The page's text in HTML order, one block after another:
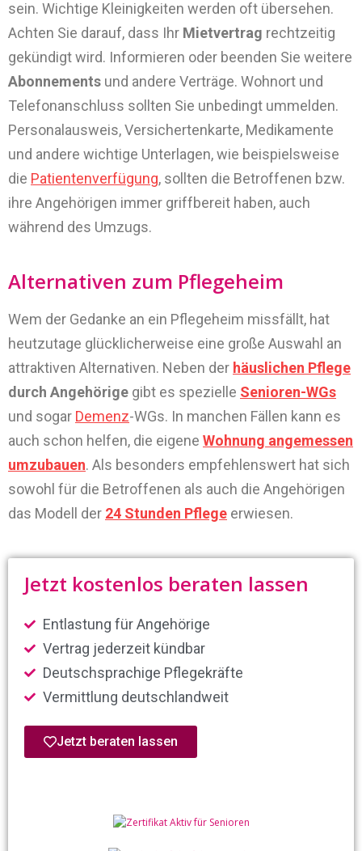
sein. Wichtige Kleinigkeiten werden oft übersehen.
Achten Sie darauf, dass Ihr Mietvertrag rechtzeitig
gekündigt wird. Informieren oder beenden Sie weitere
Abonnements und andere Verträge. Wohnort und
Telefonanschluss sollten Sie unbedingt ummelden.
Personalausweis, Versichertenkarte, Medikamente
und andere wichtige Unterlagen, wie beispielsweise
die Patientenverfügung, sollten die Betroffenen bzw.
ihre Angehörigen immer griffbereit haben, auch
während des Umzugs.
Alternativen zum Pflegeheim
Wem der Gedanke an ein Pflegeheim missfällt, hat
heutzutage glücklicherweise eine große Auswahl an
attraktiven Alternativen. Neben der häuslichen Pflege
durch Angehörige gibt es spezielle Senioren-WGs
und sogar Demenz-WGs. In manchen Fällen kann es
auch schon helfen, die eigene Wohnung angemessen
umzubauen. Als besonders empfehlenswert hat sich
sowohl für die Betroffenen als auch die Angehörigen
das Modell der 24 Stunden Pflege erwiesen.
Jetzt kostenlos beraten lassen
Entlastung für Angehörige
Vertrag jederzeit kündbar
Deutschsprachige Pflegekräfte
Vermittlung deutschlandweit
Jetzt beraten lassen